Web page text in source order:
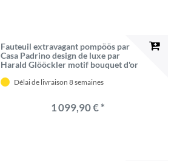
Fauteuil extravagant pompöös par
Casa Padrino design de luxe par
Harald Glööckler motif bouquet d'or
Délai de livraison 8 semaines
1 099,90 € *